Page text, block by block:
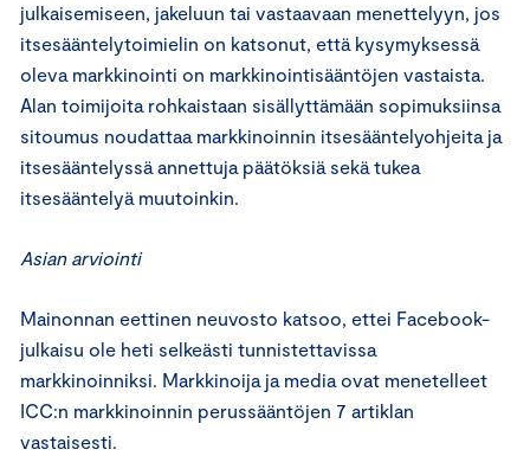
julkaisemiseen, jakeluun tai vastaavaan menettelyyn, jos
itsesääntelytoimielin on katsonut, että kysymyksessä
oleva markkinointi on markkinointisääntöjen vastaista.
Alan toimijoita rohkaistaan sisällyttämään sopimuksiinsa
sitoumus noudattaa markkinoinnin itsesääntelyohjeita ja
itsesääntelyssä annettuja päätöksiä sekä tukea
itsesääntelyä muutoinkin.
Asian arviointi
Mainonnan eettinen neuvosto katsoo, ettei Facebook-
julkaisu ole heti selkeästi tunnistettavissa
markkinoinniksi. Markkinoija ja media ovat menetelleet
ICC:n markkinoinnin perussääntöjen 7 artiklan
vastaisesti.